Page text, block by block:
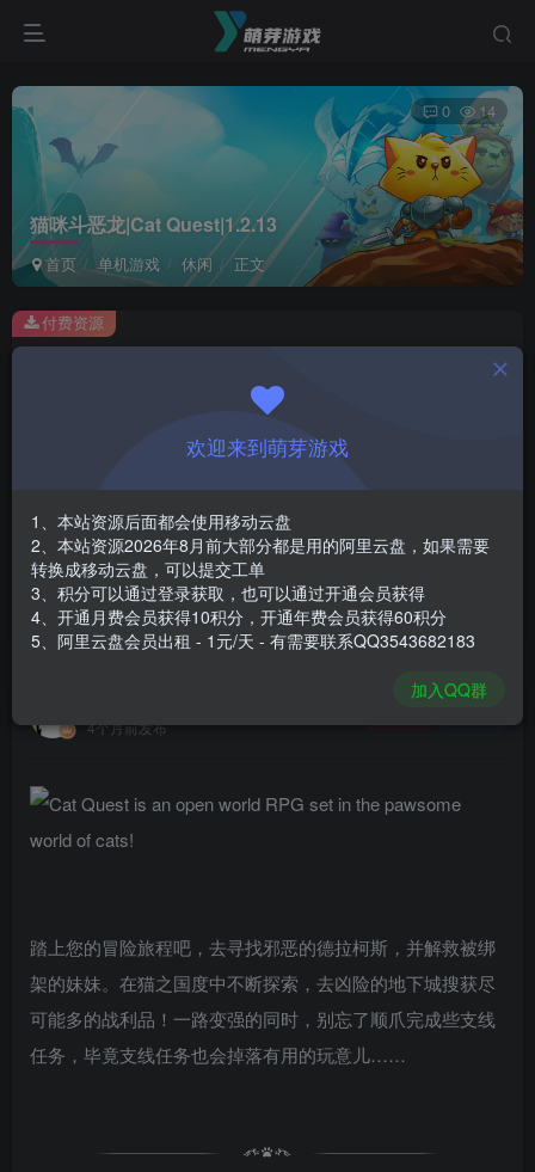
猫咪斗恶龙|Cat Quest|1.2.13
首页 单机游戏 休闲 正文
0 14
此内容为付费资源，请付费后查看
￥1
免费
登录购买
安装包大小
游戏本体大小
326 MB
付费资源
4个月前发布
踏上您的冒险旅程吧，去寻找邪恶的德拉柯斯，并解救被绑
架的妹妹。在猫之国度中不断探索，去凶险的地下城搜获尽
可能多的战利品！一路变强的同时，别忘了顺爪完成些支线
任务，毕竟支线任务也会掉落有用的玩意儿……
欢迎来到萌芽游戏
1、本站资源后面都会使用移动云盘
2、本站资源2026年8月前大部分都是用的阿里云盘，如果需要
转换成移动云盘，可以提交工单
3、积分可以通过登录获取，也可以通过开通会员获得
4、开通月费会员获得10积分，开通年费会员获得60积分
5、阿里云盘会员出租 - 1元/天 - 有需要联系QQ3543682183
加入QQ群